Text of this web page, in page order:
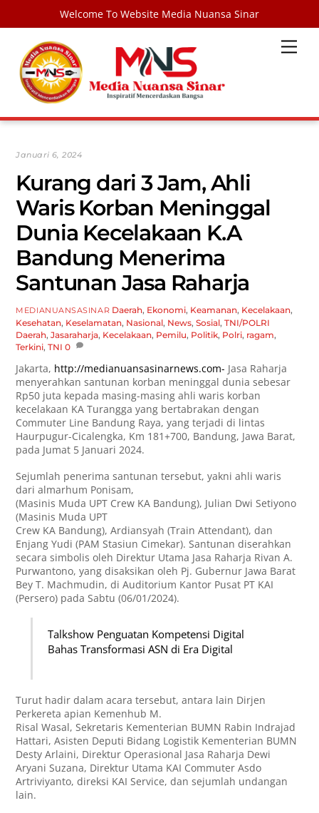
Welcome To Website Media Nuansa Sinar
content
Januari 6, 2024
Kurang dari 3 Jam, Ahli
Waris Korban Meninggal
Dunia Kecelakaan K.A
Bandung Menerima
Santunan Jasa Raharja
MEDIANUANSASINAR Daerah, Ekonomi, Keamanan, Kecelakaan,
Kesehatan, Keselamatan, Nasional, News,Sosial,TNI/POLRI
Daerah,Jasaraharja, Kecelakaan, Pemilu, Politik, Polri, ragam,
Terkini,TNI 0
Jakarta, http://medianuansasinarnews.com- Jasa Raharja
menyerahkan santunan korban meninggal dunia sebesar
Rp50 juta kepada masing-masing ahli waris korban
kecelakaan KA Turangga yang bertabrakan dengan
Commuter Line Bandung Raya, yang terjadi di lintas
Haurpugur-Cicalengka, Km 181+700, Bandung, Jawa Barat,
pada Jumat 5 Januari 2024.
Sejumlah penerima santunan tersebut, yakni ahli waris
dari almarhum Ponisam,
(Masinis Muda UPT Crew KA Bandung), Julian Dwi Setiyono
(Masinis Muda UPT
Crew KA Bandung), Ardiansyah (Train Attendant), dan
Enjang Yudi (PAM Stasiun Cimekar). Santunan diserahkan
secara simbolis oleh Direktur Utama Jasa Raharja Rivan A.
Purwantono, yang disaksikan oleh Pj. Gubernur Jawa Barat
Bey T. Machmudin, di Auditorium Kantor Pusat PT KAI
(Persero) pada Sabtu (06/01/2024).
Talkshow Penguatan Kompetensi Digital
Bahas Transformasi ASN di Era Digital
Turut hadir dalam acara tersebut, antara lain Dirjen
Perkereta apian Kemenhub M.
Risal Wasal, Sekretaris Kementerian BUMN Rabin Indrajad
Hattari, Asisten Deputi Bidang Logistik Kementerian BUMN
Desty Arlaini, Direktur Operasional Jasa Raharja Dewi
Aryani Suzana, Direktur Utama KAI Commuter Asdo
Artriviyanto, direksi KAI Service, dan sejumlah undangan
lain.